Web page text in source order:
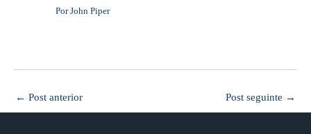
PorJohn Piper
← Post anterior Post seguinte →